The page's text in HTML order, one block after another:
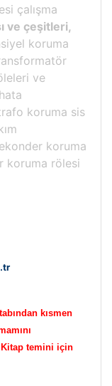
çalışma
ve çeşitleri,
koruma
ve
koruma sis
koruma
koruma rölesi
kısmen
Kitap temini için